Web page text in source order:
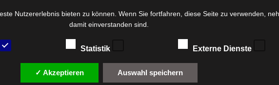
Nutzererlebnis bieten zu können. Wenn Sie fortfahren, diese Seite zu verwenden,
damit einverstanden sind.
Statistik Externe Dienste
✓ Akzeptieren Auswahl speichern